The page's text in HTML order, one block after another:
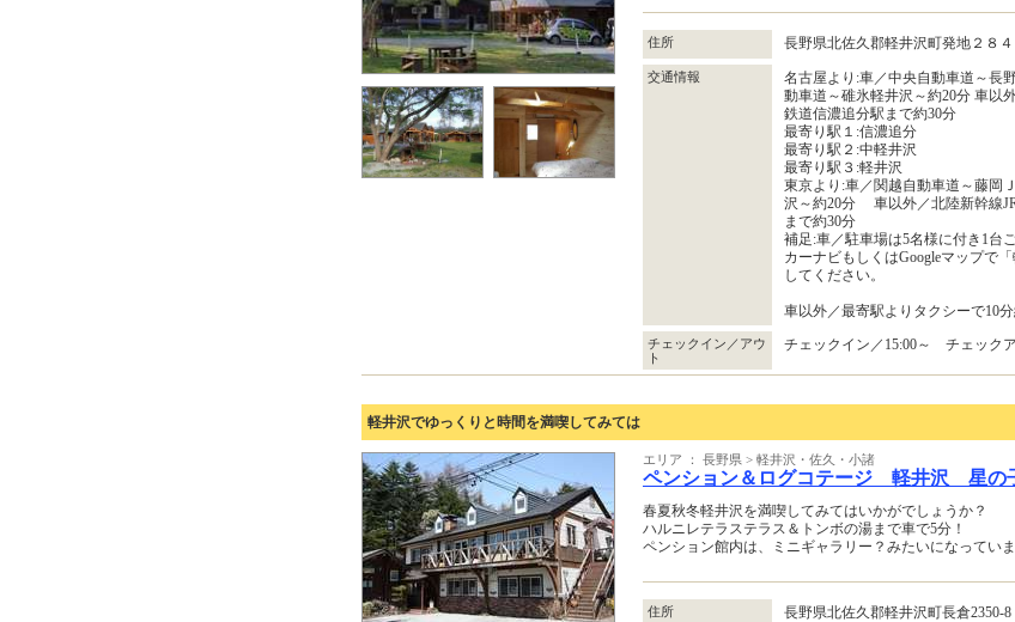
住所 長野県北佐久郡軽井沢町発地２８４
交通情報
名古屋より:車／中央自動車道～長
動車道～碓氷軽井沢～約20分 車以
鉄道信濃追分駅まで約30分
最寄り駅１:信濃追分
最寄り駅２:中軽井沢
最寄り駅３:軽井沢
東京より:車／関越自動車道～藤岡
沢～約20分 車以外／北陸新幹線
まで約30分
補足:車／駐車場は5名様に付き1台
カーナビもしくはGoogleマップで
してください。
車以外／最寄駅よりタクシーで10分
チェックイン／アウ
ト
チェックイン／15:00～ チェック
軽井沢でゆっくりと時間を満喫してみては
エリア ： 長野県 > 軽井沢・佐久・小諸
ペンション＆ログコテージ 軽井沢 星の
春夏秋冬軽井沢を満喫してみてはいかがでしょうか？
ハルニレテラステラス＆トンボの湯まで車で5分！
ペンション館内は、ミニギャラリー？みたいになっていま
住所 長野県北佐久郡軽井沢町長倉2350-8